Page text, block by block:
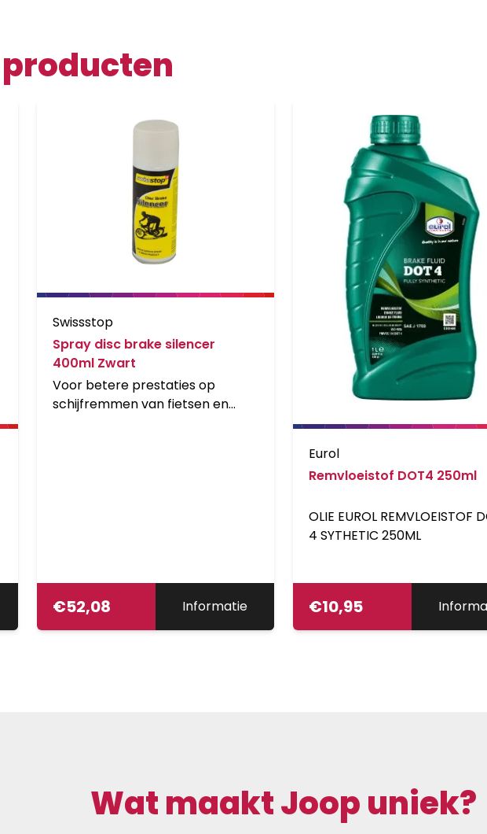
Swissstop
Spray disc brake silencer
400ml Zwart
Voor betere prestaties op
schijfremmen van fietsen en
€52,08 Informatie
Eurol
Remvloeistof DOT4 250ml
OLIE EUROL REMVLOEISTOF
4 SYTHETIC 250ML
€10,95
Wat maakt Joop uniek?